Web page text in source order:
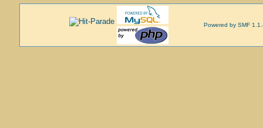
Powered by SMF